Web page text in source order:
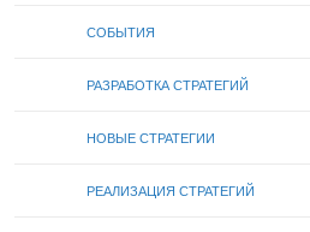
СОБЫТИЯ
РАЗРАБОТКА СТРАТЕГИЙ
НОВЫЕ СТРАТЕГИИ
РЕАЛИЗАЦИЯ СТРАТЕГИЙ